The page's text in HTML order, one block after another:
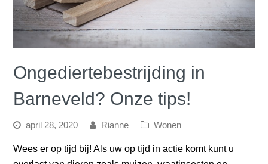
Ongediertebestrijding in
Barneveld? Onze tips!
april 28, 2020 Rianne Wonen
Wees er op tijd bij! Als uw op tijd in actie komt kunt u